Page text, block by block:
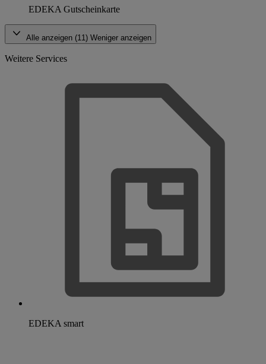
EDEKA Gutscheinkarte
Alle anzeigen (11) Weniger anzeigen
Weitere Services
EDEKA smart